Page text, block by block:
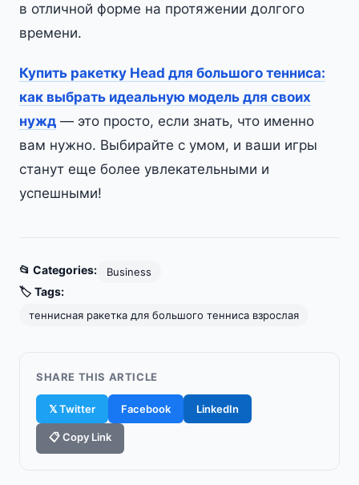
в отличной форме на протяжении долгого
времени.
Купить ракетку Head для большого тенниса:
как выбрать идеальную модель для своих
нужд — это просто, если знать, что именно
вам нужно. Выбирайте с умом, и ваши игры
станут еще более увлекательными и
успешными!
📂 Categories: Business
🏷️ Tags:
теннисная ракетка для большого тенниса взрослая
SHARE THIS ARTICLE
𝕏 Twitter Facebook LinkedIn
📋 Copy Link